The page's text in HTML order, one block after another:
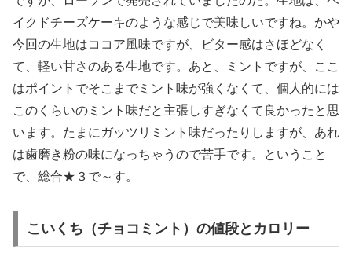
イクドチーズケーキのような感じで美味しいですね。かや
今回の生地はココア風味ですが、ビター感はさほどなく
て、軽い甘さのある生地です。あと、ミントですが、ここ
はポイントでそこまでミント味が強くなくて、個人的には
このくらいのミント味だと主張しすぎなくて良かったと思
います。たまにガッツリミント味だったりしますが、あれ
は歯磨き粉の味になっちゃうので苦手です。ということ
で、総合★３で～す。
こいくち（チョコミント）の値段とカロリー